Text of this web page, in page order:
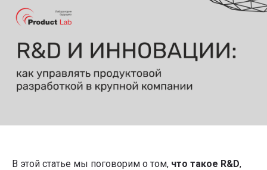
В этой статье мы поговорим о том, что такое R&D,